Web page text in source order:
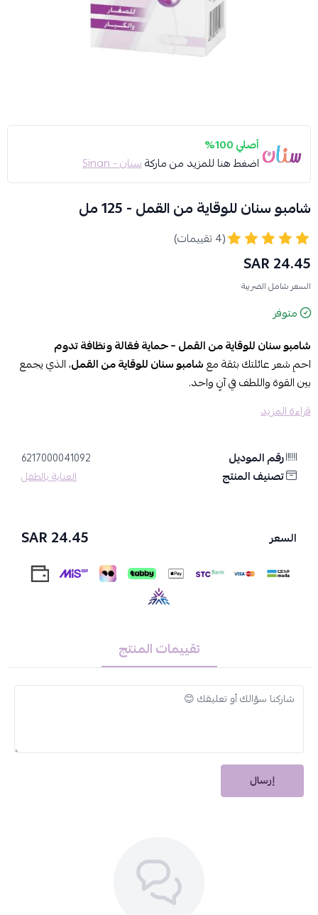
أصلي 100%
اضغط هنا للمزيد من ماركةسنان - Sinan
شامبو سنان للوقاية من القمل - 125 مل
(4 تقييمات)
24.45 SAR
السعر شامل الضريبة
متوفر
شامبو سنان للوقاية من القمل – حماية فعّالة ونظافة تدوم
احمِ شعر عائلتك بثقة معشامبو سنان للوقاية من القمل، الذي يجمع
بين القوة واللطف في آنٍ واحد.
الفوائد والمميزات:
لحماية طويلة الأمد.
تنظيف عميق:تزيل الشوائب وبقايا القمل من فروة الرأس بلطف وفعالية.
مناسب لجميع الأعمار:
آمن للاستخدام اليومي ولجميع أنواع الشعر.
سهل الاستخدام:
يُغسل بسهولة ويترك الشعر ناعمًا ومنتعشًا بعد كل
غسلة.
ضعي كمية مناسبة من الشامبو على فروة الرأس والشعر.
دلّكي برفق بأطراف الأصابع لتوزيع الرغوة بالتساوي.
اشطفي الشعر جيدًا بالماء الفاتر.
للاستخدام الخارجي فقط.
يُحفظ في مكان بارد وجاف بعيدًا عن أشعة الشمس المباشرة.
يُحفظ بعيدًا عن متناول الأطفال.
قراءة المزيد
رقم الموديل 6217000041092
تصنيف المنتج العناية بالطفل
السعر 24.45 SAR
تقييمات المنتج
إرسال